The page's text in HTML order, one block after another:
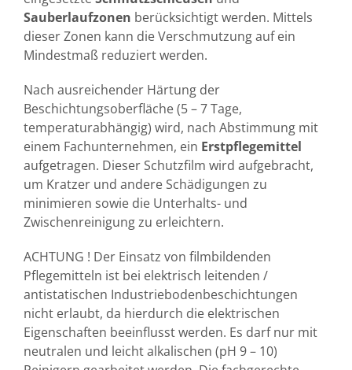
Sauberlaufzonen berücksichtigt werden. Mittels
dieser Zonen kann die Verschmutzung auf ein
Mindestmaß reduziert werden.
Nach ausreichender Härtung der
Beschichtungsoberfläche (5 – 7 Tage,
temperaturabhängig) wird, nach Abstimmung mit
einem Fachunternehmen, ein Erstpflegemittel
aufgetragen. Dieser Schutzfilm wird aufgebracht,
um Kratzer und andere Schädigungen zu
minimieren sowie die Unterhalts- und
Zwischenreinigung zu erleichtern.
ACHTUNG ! Der Einsatz von filmbildenden
Pflegemitteln ist bei elektrisch leitenden /
antistatischen Industriebodenbeschichtungen
nicht erlaubt, da hierdurch die elektrischen
Eigenschaften beeinflusst werden. Es darf nur mit
neutralen und leicht alkalischen (pH 9 – 10)